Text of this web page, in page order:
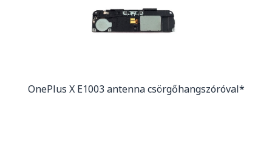
OnePlus X E1003 antenna csörgőhangszóróval*